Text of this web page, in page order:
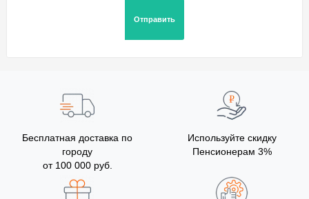
Бесплатная доставка по
городу
от 100 000 руб.
Используйте скидку
Пенсионерам 3%